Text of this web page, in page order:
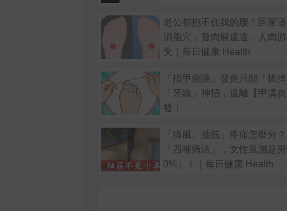
老公都抱不住我的腰！回家
消脂穴，贅肉躲遠遠，人肉
失｜每日健康 Health
「指甲倒插」發炎只能「拔
「牙線」神招，遠離【甲溝
發！
「痛風、抽筋」疼痛怎麼分
「四種痛法」，女性風濕是
0%」！｜每日健康 Health